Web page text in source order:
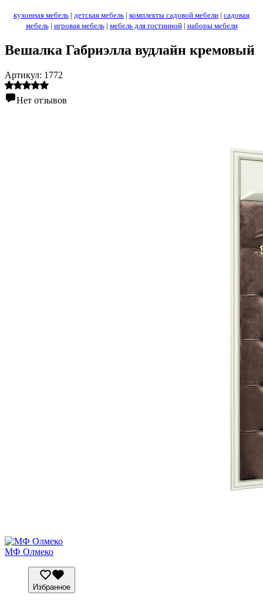
кухонная мебель | детская мебель | комплекты садовой мебели | садовая
мебель| игровая мебель| мебель для гостинной| наборы мебели
Вешалка Габриэлла вудлайн кремовый
Артикул: 1772
Нет отзывов
МФ Олмеко
Избранное